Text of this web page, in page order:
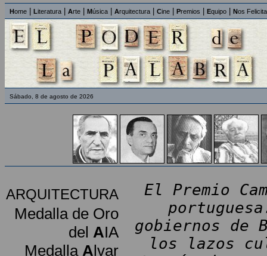
Home Literatura Arte Música Arquitectura Cine Premios Equipo Nos
Sábado, 8 de agosto de 2026
ARQUITECTURA
Medalla de Oro
del AIA
Medalla Alvar
El Premio
gobiernos de
los lazos